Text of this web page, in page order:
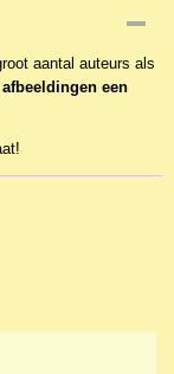
aantal auteurs als
een